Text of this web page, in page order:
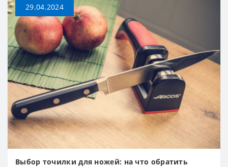
29.04.2024
Выбор точилки для ножей: на что обратить